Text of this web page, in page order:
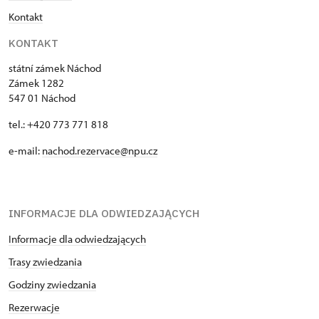
Kontakt
KONTAKT
státní zámek Náchod
Zámek 1282
547 01 Náchod
tel.: +420 773 771 818
e-mail: nachod.rezervace@npu.cz
INFORMACJE DLA ODWIEDZAJĄCYCH
Informacje dla odwiedzających
Trasy zwiedzania
Godziny zwiedzania
Rezerwacje